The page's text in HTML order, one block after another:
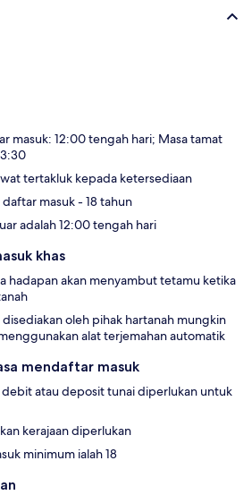
masuk: 12:00 tengah hari; Masa tamat
tertakluk kepada ketersediaan
masuk - 18 tahun
adalah 12:00 tengah hari
khas
hadapan akan menyambut tetamu ketika
oleh pihak hartanah mungkin
alat terjemahan automatik
mendaftar masuk
atau deposit tunai diperlukan untuk
kerajaan diperlukan
minimum ialah 18